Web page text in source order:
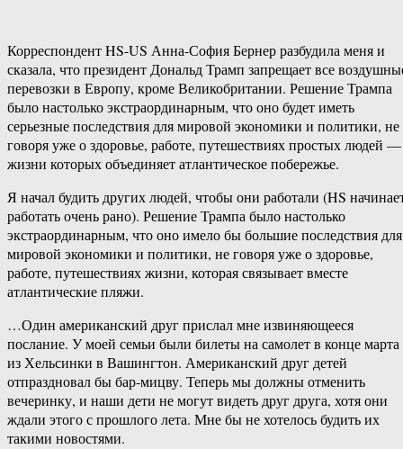
Корреспондент HS-US Анна-София Бернер разбудила меня и
сказала, что президент Дональд Трамп запрещает все
перевозки в Европу, кроме Великобритании. Решение Трампа
было настолько экстраординарным, что оно будет иметь
серьезные последствия для мировой экономики и политики, не
говоря уже о здоровье, работе, путешествиях простых людей —
жизни которых объединяет атлантическое побережье.
Я начал будить других людей, чтобы они работали (HS
работать очень рано). Решение Трампа было настолько
экстраординарным, что оно имело бы большие последствия для
мировой экономики и политики, не говоря уже о здоровье,
работе, путешествиях жизни, которая связывает вместе
атлантические пляжи.
…Один американский друг прислал мне извиняющееся
послание. У моей семьи были билеты на самолет в конце марта
из Хельсинки в Вашингтон. Американский друг детей
отпраздновал бы бар-мицву. Теперь мы должны отменить
вечеринку, и наши дети не могут видеть друг друга, хотя они
ждали этого с прошлого лета. Мне бы не хотелось будить их
такими новостями.